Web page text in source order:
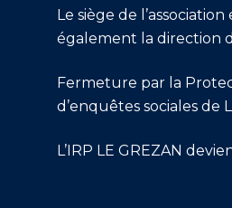
Le siège de
également la direction
Fermeture par la
d’enquêtes sociales de
L’IRP LE GREZAN